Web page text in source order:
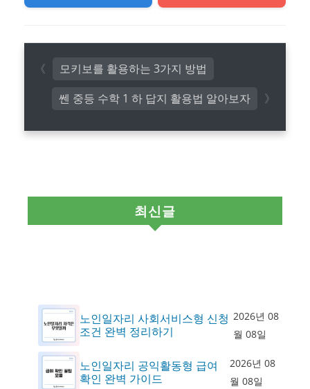
쎈 중등 수학 1 하 답지 활용법 알아보자
모키보를 활용하는 3가지 방법
최신글
노인일자리 사회서비스형 신청
조건 완벽 정리하기
2026년 08
월 08일
노인일자리 공익활동형 급여
확인 완벽 가이드
2026년 08
월 08일